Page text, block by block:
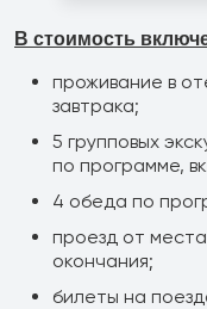
В стоимость
проживание в
завтрака;
5 групповых
по программе,
4 обеда по
проезд от
окончания;
билеты на